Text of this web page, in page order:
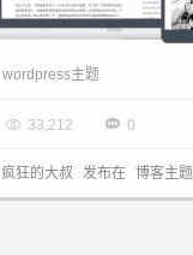
wordpress主题
 33,212  0
疯狂的大叔 发布在 博客主题